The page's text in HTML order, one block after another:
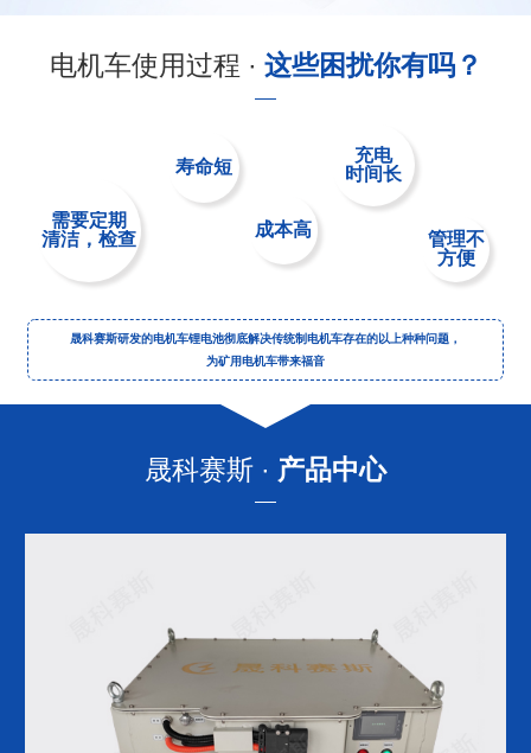
电机车使用过程 · 这些困扰你有吗？
需要定期
清洁，检查
寿命短
成本高
充电
时间长
管理不
方便
晟科赛斯研发的电机车锂电池彻底解决传统制电机车存在的以上种种问题，
为矿用电机车带来福音
晟科赛斯 · 产品中心